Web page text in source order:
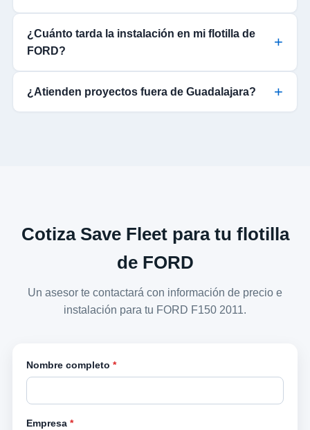
¿Cuánto tarda la instalación en mi flotilla de
FORD?
¿Atienden proyectos fuera de Guadalajara?
Cotiza Save Fleet para tu flotilla
de FORD
Un asesor te contactará con información de precio e
instalación para tu FORD F150 2011.
Nombre completo *
Empresa *